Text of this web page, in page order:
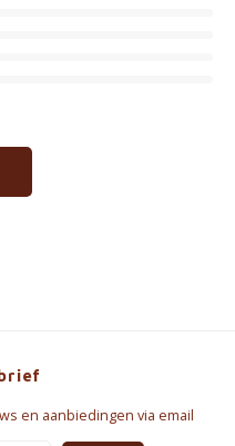
en aanbiedingen via email